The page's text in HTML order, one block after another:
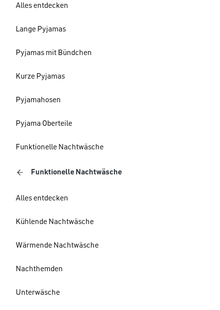
Alles entdecken
Lange Pyjamas
Pyjamas mit Bündchen
Kurze Pyjamas
Pyjamahosen
Pyjama Oberteile
Funktionelle Nachtwäsche
Funktionelle Nachtwäsche
Alles entdecken
Kühlende Nachtwäsche
Wärmende Nachtwäsche
Nachthemden
Unterwäsche